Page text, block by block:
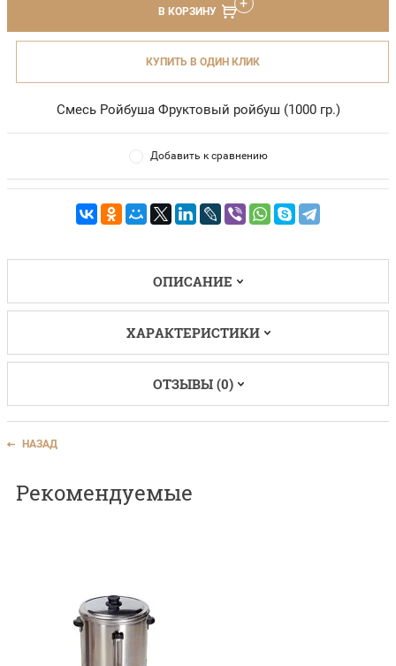
В КОРЗИНУ
КУПИТЬ В ОДИН КЛИК
Смесь Ройбуша Фруктовый ройбуш (1000 гр.)
Добавить к сравнению
ОПИСАНИЕ
ХАРАКТЕРИСТИКИ
ОТЗЫВЫ (0)
НАЗАД
Рекомендуемые